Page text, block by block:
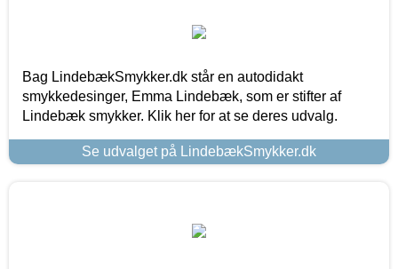
Bag LindebækSmykker.dk står en autodidakt
smykkedesinger, Emma Lindebæk, som er stifter af
Lindebæk smykker. Klik her for at se deres udvalg.
Se udvalget på LindebækSmykker.dk